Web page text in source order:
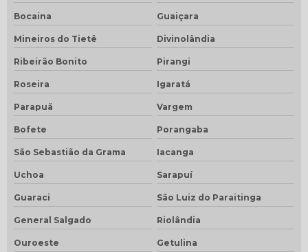
Bocaina Guaiçara
Mineiros do Tietê Divinolândia
Ribeirão Bonito Pirangi
Roseira Igaratá
Parapuã Vargem
Bofete Porangaba
São Sebastião da Grama Iacanga
Uchoa Sarapuí
Guaraci São Luiz do Paraitinga
General Salgado Riolândia
Ouroeste Getulina